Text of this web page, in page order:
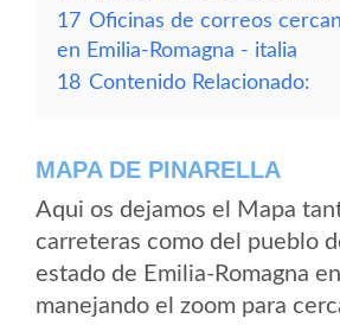
17 Oficinas de correos
en Emilia-Romagna - italia
18 Contenido Relacionado:
MAPA DE PINARELLA
Aqui os dejamos el Mapa
carreteras como del pueblo
estado de Emilia-Romagna
manejando el zoom para